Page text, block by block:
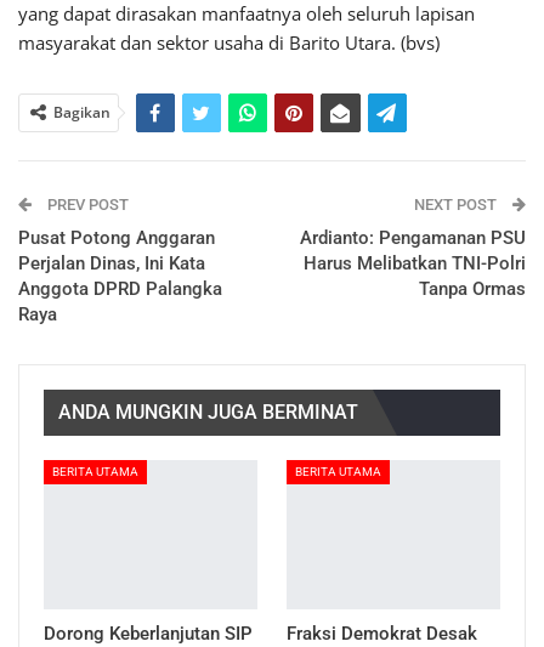
yang dapat dirasakan manfaatnya oleh seluruh lapisan
masyarakat dan sektor usaha di Barito Utara. (bvs)
Bagikan
PREV POST
Pusat Potong Anggaran
Perjalan Dinas, Ini Kata
Anggota DPRD Palangka
Raya
NEXT POST
Ardianto: Pengamanan PSU
Harus Melibatkan TNI-Polri
Tanpa Ormas
ANDA MUNGKIN JUGA BERMINAT
BERITA UTAMA
Dorong Keberlanjutan SIP
BERITA UTAMA
Fraksi Demokrat Desak